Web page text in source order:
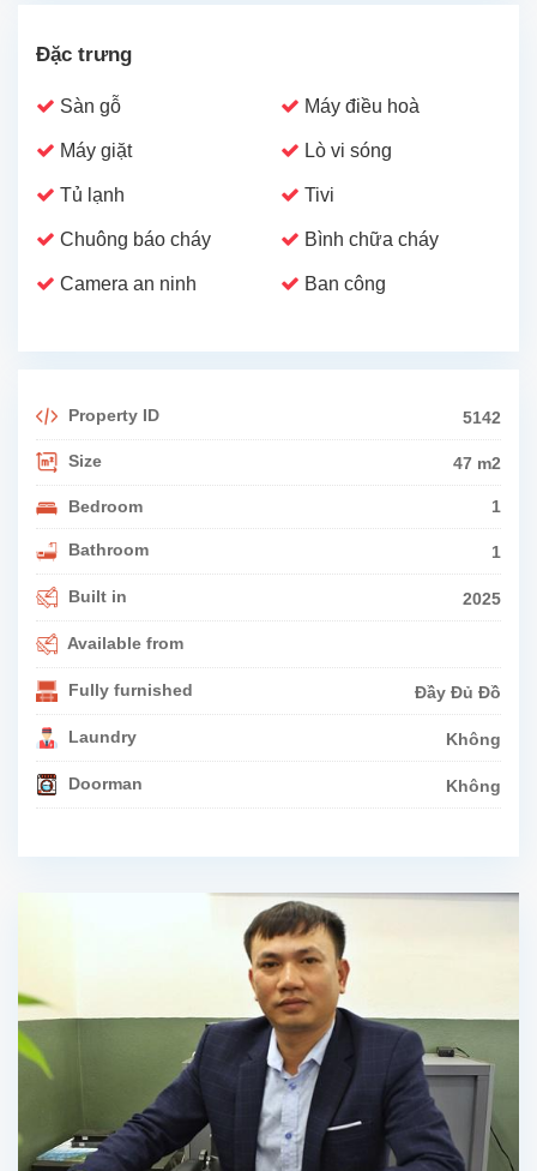
Đặc trưng
Sàn gỗ Máy điều hoà
Máy giặt Lò vi sóng
Tủ lạnh Tivi
Chuông báo cháy Bình chữa cháy
Camera an ninh Ban công
Property ID 5142
Size 47 m2
Bedroom 1
Bathroom 1
Built in 2025
Available from
Fully furnished Đầy Đủ Đồ
Laundry Không
Doorman Không